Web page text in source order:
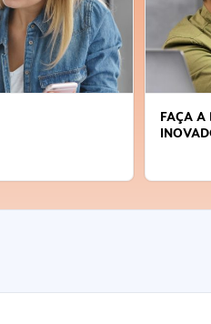
FAÇA A